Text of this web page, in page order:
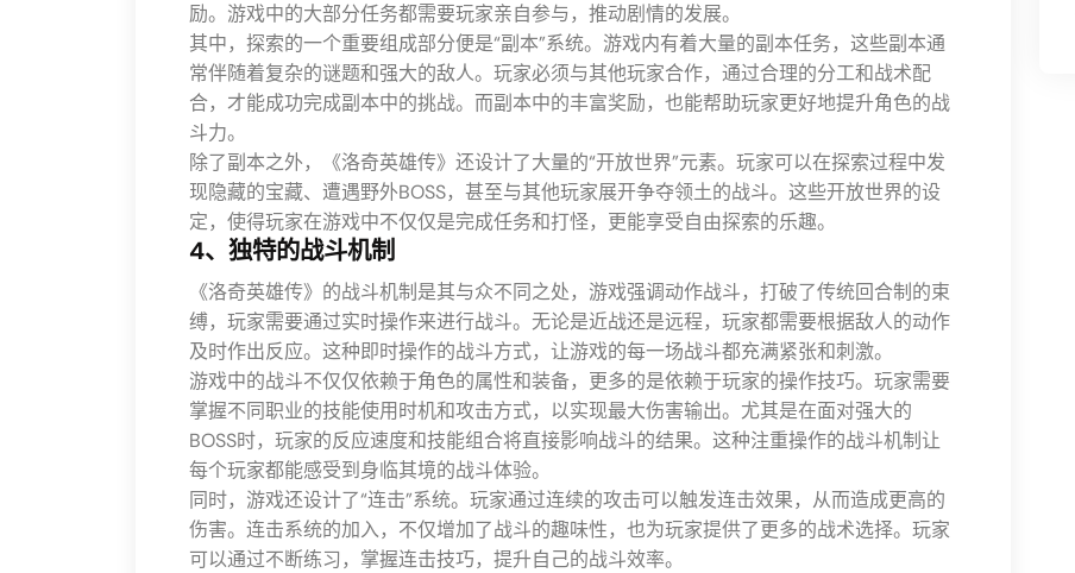
励。游戏中的大部分任务都需要玩家亲自参与，推动剧情的发展。
其中，探索的一个重要组成部分便是“副本”系统。游戏内有着大量的副本任务，这些副本通
常伴随着复杂的谜题和强大的敌人。玩家必须与其他玩家合作，通过合理的分工和战术配
合，才能成功完成副本中的挑战。而副本中的丰富奖励，也能帮助玩家更好地提升角色的战
斗力。
除了副本之外，《洛奇英雄传》还设计了大量的“开放世界”元素。玩家可以在探索过程中发
现隐藏的宝藏、遭遇野外BOSS，甚至与其他玩家展开争夺领土的战斗。这些开放世界的设
定，使得玩家在游戏中不仅仅是完成任务和打怪，更能享受自由探索的乐趣。
4、独特的战斗机制
《洛奇英雄传》的战斗机制是其与众不同之处，游戏强调动作战斗，打破了传统回合制的束
缚，玩家需要通过实时操作来进行战斗。无论是近战还是远程，玩家都需要根据敌人的动作
及时作出反应。这种即时操作的战斗方式，让游戏的每一场战斗都充满紧张和刺激。
游戏中的战斗不仅仅依赖于角色的属性和装备，更多的是依赖于玩家的操作技巧。玩家需要
掌握不同职业的技能使用时机和攻击方式，以实现最大伤害输出。尤其是在面对强大的
BOSS时，玩家的反应速度和技能组合将直接影响战斗的结果。这种注重操作的战斗机制让
每个玩家都能感受到身临其境的战斗体验。
同时，游戏还设计了“连击”系统。玩家通过连续的攻击可以触发连击效果，从而造成更高的
伤害。连击系统的加入，不仅增加了战斗的趣味性，也为玩家提供了更多的战术选择。玩家
可以通过不断练习，掌握连击技巧，提升自己的战斗效率。